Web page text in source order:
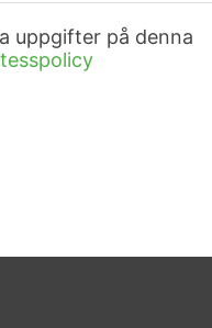
uppgifter på denna